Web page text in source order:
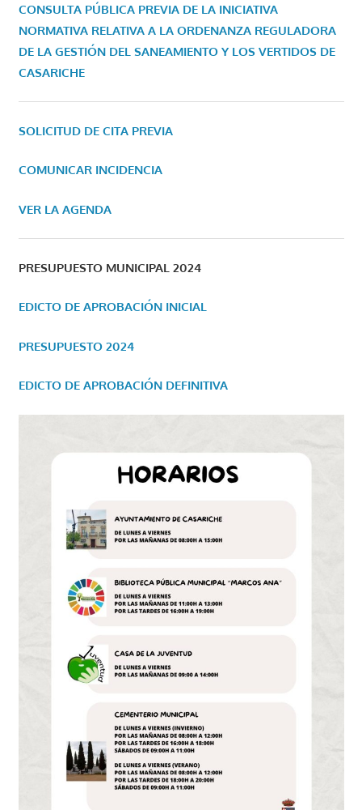
CONSULTA PÚBLICA PREVIA DE LA INICIATIVA
NORMATIVA RELATIVA A LA ORDENANZA REGULADORA
DE LA GESTIÓN DEL SANEAMIENTO Y LOS VERTIDOS DE
CASARICHE
SOLICITUD DE CITA PREVIA
COMUNICAR INCIDENCIA
VER LA AGENDA
PRESUPUESTO MUNICIPAL 2024
EDICTO DE APROBACIÓN INICIAL
PRESUPUESTO 2024
EDICTO DE APROBACIÓN DEFINITIVA